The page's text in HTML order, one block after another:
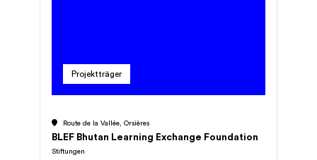
directement ou indirectement à son but (cf.
Projektträger
Route de la Vallée, Orsières
BLEF Bhutan Learning Exchange Foundation
Stiftungen